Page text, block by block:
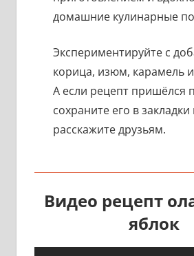
домашние кулинарные
Экспериментируйте с
корица, изюм, карамель и
А если рецепт пришёлся
сохраните его в закладки
расскажите друзьям.
Видео рецепт
яблок